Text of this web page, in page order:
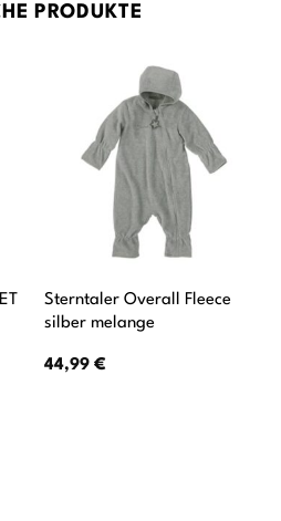
PRODUKTE
Sterntaler Overall Fleece
silber melange
44,99 €